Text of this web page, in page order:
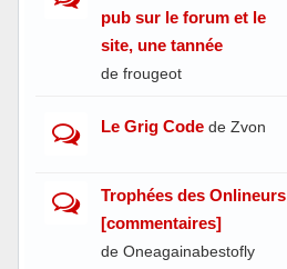
pub sur le forum et le
site, une tannée
de frougeot
Le Grig Code de Zvon
Trophées des Onlineurs
[commentaires]
de Oneagainabestofly